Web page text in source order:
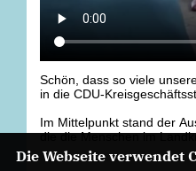
Schön, dass so viele
in die CDU-
Im Mittelpunkt stand der
die die Menschen im
bewegen.
Die Webseite verwendet